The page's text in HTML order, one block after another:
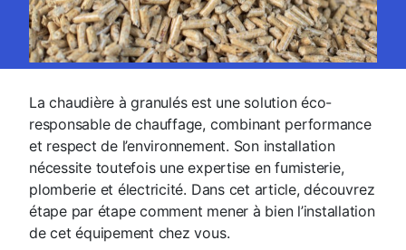
La chaudière à granulés est une solution éco-
responsable de chauffage, combinant performance
et respect de l’environnement. Son installation
nécessite toutefois une expertise en fumisterie,
plomberie et électricité. Dans cet article, découvrez
étape par étape comment mener à bien l’installation
de cet équipement chez vous.